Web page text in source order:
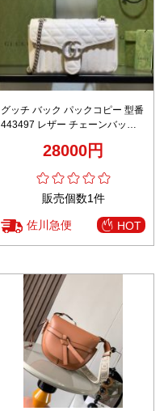
グッチ バック パックコピー 型番
443497 レザー チェーンバッグ
ィース ホワイト28000円
販売個数1件
佐川急便 HOT